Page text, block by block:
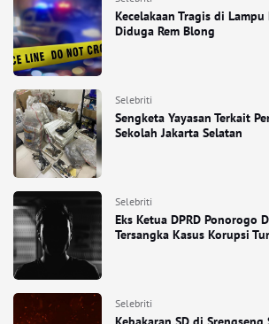
Kecelakaan Tragis di
Diduga Rem Blong
Selebriti
Sengketa Yayasan Terkait
Sekolah Jakarta Selatan
Selebriti
Eks Ketua DPRD Ponorogo
Tersangka Kasus Korupsi
Selebriti